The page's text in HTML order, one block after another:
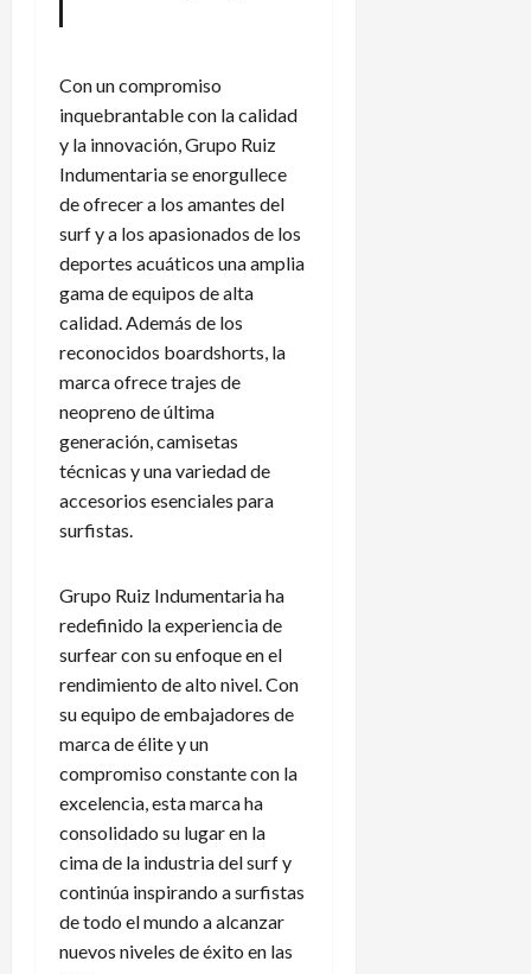
Con un compromiso
inquebrantable con la calidad
y la innovación, Grupo Ruiz
Indumentaria se enorgullece
de ofrecer a los amantes del
surf y a los apasionados de los
deportes acuáticos una amplia
gama de equipos de alta
calidad. Además de los
reconocidos boardshorts, la
marca ofrece trajes de
neopreno de última
generación, camisetas
técnicas y una variedad de
accesorios esenciales para
surfistas.
Grupo Ruiz Indumentaria ha
redefinido la experiencia de
surfear con su enfoque en el
rendimiento de alto nivel. Con
su equipo de embajadores de
marca de élite y un
compromiso constante con la
excelencia, esta marca ha
consolidado su lugar en la
cima de la industria del surf y
continúa inspirando a surfistas
de todo el mundo a alcanzar
nuevos niveles de éxito en las